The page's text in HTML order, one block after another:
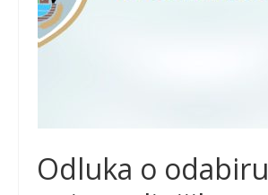
Odluka o odabiru